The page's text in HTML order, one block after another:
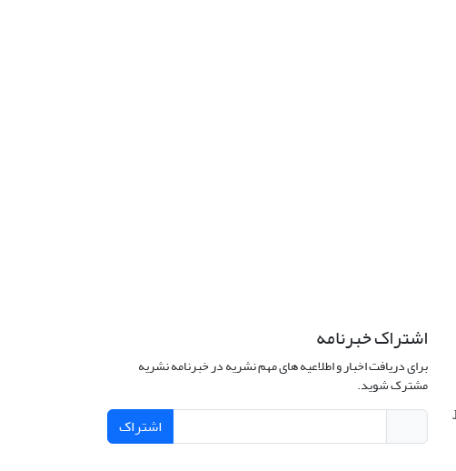
اشتراک خبرنامه
برای دریافت اخبار و اطلاعیه های مهم نشریه در خبرنامه نشریه
مشترک شوید.
اشتراک